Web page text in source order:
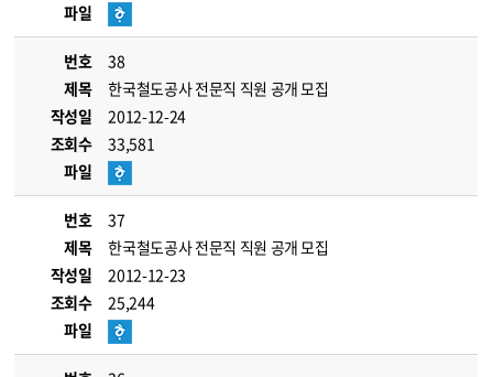
파일
번호
38
제목
한국철도공사 전문직 직원 공개 모집
작성일
2012-12-24
조회수
33,581
파일
번호
37
제목
한국철도공사 전문직 직원 공개 모집
작성일
2012-12-23
조회수
25,244
파일